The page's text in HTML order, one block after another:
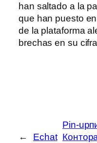
han saltado a la
que han puesto
de la plataforma
brechas en su
←
Echat
Pin-